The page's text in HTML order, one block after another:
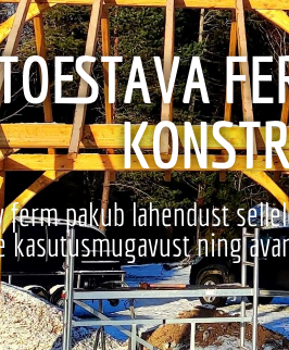
ferm pakub lahendust
kasutusmugavust ning